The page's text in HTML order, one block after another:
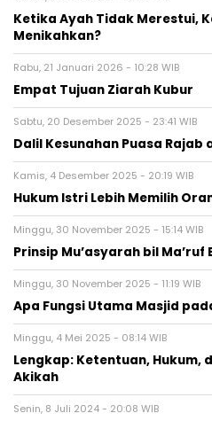
Ketika Ayah Tidak Merestui,
Menikahkan?
Rabu, 21 Januari 2026 - 10:28 WIB
Empat Tujuan Ziarah Kubur
Sabtu, 20 Desember 2025 - 23:41 WIB
Dalil Kesunahan Puasa Rajab
Kamis, 4 Desember 2025 - 20:19 WIB
Hukum Istri Lebih Memilih
Minggu, 30 November 2025 - 15:14 WIB
Prinsip Mu’asyarah bil
Minggu, 30 November 2025 - 11:19 WIB
Minggu, 4 Mei 2025 - 08:14 WIB
Lengkap: Ketentuan, Hukum,
Akikah
Senin, 8 Juli 2024 - 20:08 WIB